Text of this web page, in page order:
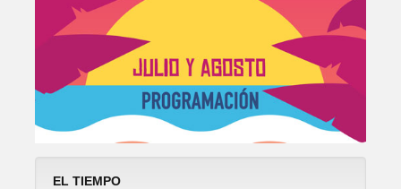
EL TIEMPO